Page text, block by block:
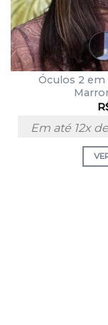
Óculos 2 em
Em até 12x de